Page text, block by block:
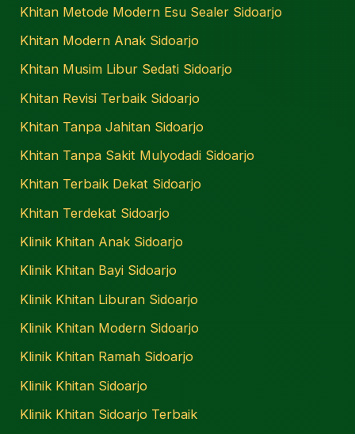
Khitan Metode Modern Esu Sealer Sidoarjo
Khitan Modern Anak Sidoarjo
Khitan Musim Libur Sedati Sidoarjo
Khitan Revisi Terbaik Sidoarjo
Khitan Tanpa Jahitan Sidoarjo
Khitan Tanpa Sakit Mulyodadi Sidoarjo
Khitan Terbaik Dekat Sidoarjo
Khitan Terdekat Sidoarjo
Klinik Khitan Anak Sidoarjo
Klinik Khitan Bayi Sidoarjo
Klinik Khitan Liburan Sidoarjo
Klinik Khitan Modern Sidoarjo
Klinik Khitan Ramah Sidoarjo
Klinik Khitan Sidoarjo
Klinik Khitan Sidoarjo Terbaik